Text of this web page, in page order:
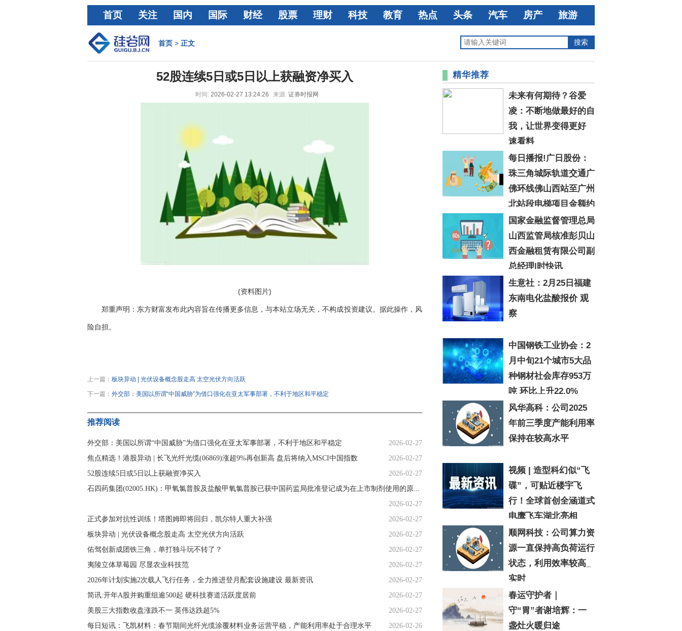
首页 关注 国内 国际 财经 股票 理财 科技 教育 热点 头条 汽车 房产
旅游
经济
首页> 正文
52股连续5日或5日以上获融资净买入
时间: 2026-02-27 13:24:26 来源: 证券时报网
(资料图片)
郑重声明：东方财富发布此内容旨在传播更多信息，与本站立场无关，不构成投资建议。据此操作，风
险自担。
上一篇： 板块异动 | 光伏设备概念股走高 太空光伏方向活跃
下一篇： 外交部：美国以所谓“中国威胁”为借口强化在亚太军事部署，不利于地区和平稳定
推荐阅读
外交部：美国以所谓“中国威胁”为借口强化在亚太军事部署，不利于地区和平稳定
2026-02-27
焦点精选！港股异动 | 长飞光纤光缆(06869)涨超9%再创新高 盘后将纳入MSCI中国指数
2026-02-27
52股连续5日或5日以上获融资净买入
2026-02-27
2026-02-27
正式参加对抗性训练！塔图姆即将回归，凯尔特人重大补强
2026-02-27
板块异动 | 光伏设备概念股走高 太空光伏方向活跃
2026-02-27
佑驾创新成团铁三角，单打独斗玩不转了？
2026-02-27
夷陵立体草莓园 尽显农业科技范
2026-02-27
2026年计划实施2次载人飞行任务，全力推进登月配套设施建设 最新资讯
2026-02-27
简讯:开年A股并购重组逾500起 硬科技赛道活跃度居前
2026-02-27
美股三大指数收盘涨跌不一 英伟达跌超5%
2026-02-27
每日短讯：飞凯材料：春节期间光纤光缆涂覆材料业务运营平稳，产能利用率处于合理水平
2026-02-26
精华推荐
未来有何期待？谷爱
凌：不断地做最好的自
我，让世界变得更好
速看料
每日播报!广日股份：
珠三角城际轨道交通广
佛环线佛山西站至广州
北站段电梯项目金额约
2076.9万元
国家金融监督管理总局
山西监管局核准彭贝山
西金融租赁有限公司副
总经理|时快讯
生意社：2月25日福建
东南电化盐酸报价 观
察
中国钢铁工业协会：2
月中旬21个城市5大品
种钢材社会库存953万
吨 环比上升22.0%
风华高科：公司2025
年前三季度产能利用率
保持在较高水平
视频 | 造型科幻似“飞
碟”，可贴近楼宇飞
行！全球首创全涵道式
电鹰飞车湖北亮相
顺网科技：公司算力资
源一直保持高负荷运行
状态，利用效率较高_
实时
春运守护者｜
守“胃”者谢培辉：一
盏灶火暖归途